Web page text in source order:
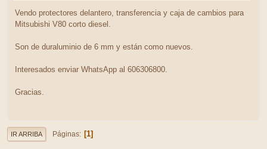
Vendo protectores delantero, transferencia y caja de cambios para
Mitsubishi V80 corto diesel.
Son de duraluminio de 6 mm y están como nuevos.
Interesados enviar WhatsApp al 606306800.
Gracias.
IR ARRIBA Páginas 1